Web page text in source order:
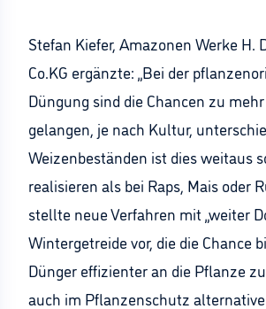
Stefan Kiefer, Amazonen Werke H.
Co.KG ergänzte: „Bei der
Düngung sind die Chancen zu
gelangen, je nach Kultur,
Weizenbeständen ist dies weitaus
realisieren als bei Raps, Mais oder
stellte neue Verfahren mit „weiter
Wintergetreide vor, die die Chance
Dünger effizienter an die Pflanze
auch im Pflanzenschutz alternative